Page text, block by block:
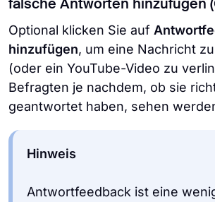
falsche Antworten hinzufügen
Optional klicken Sie auf
hinzufügen, um eine Nachricht
(oder ein YouTube-Video zu
Befragten je nachdem, ob sie
geantwortet haben, sehen
Hinweis
Antwortfeedback ist eine